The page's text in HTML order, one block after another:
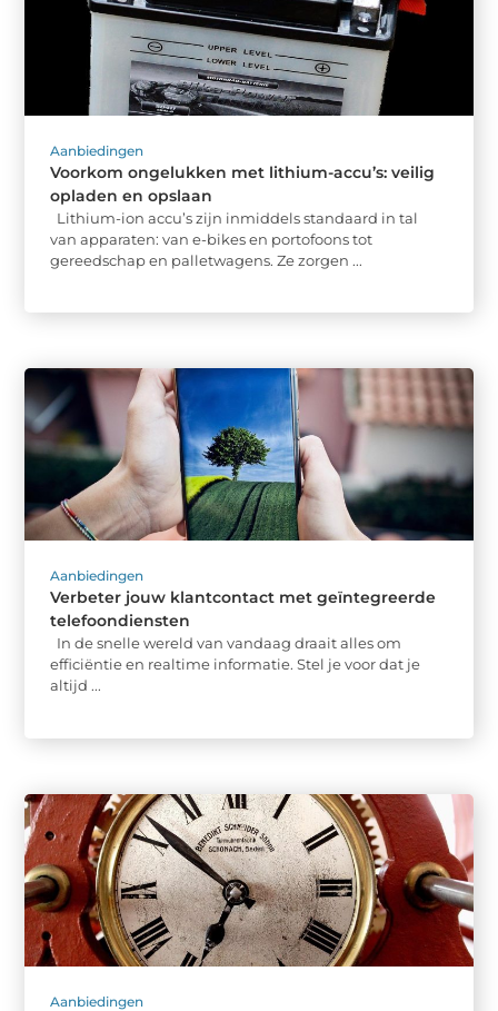
Aanbiedingen
Voorkom ongelukken met lithium-accu’s: veilig
opladen en opslaan
Lithium-ion accu’s zijn inmiddels standaard in tal
van apparaten: van e-bikes en portofoons tot
gereedschap en palletwagens. Ze zorgen ...
Aanbiedingen
Verbeter jouw klantcontact met geïntegreerde
telefoondiensten
In de snelle wereld van vandaag draait alles om
efficiëntie en realtime informatie. Stel je voor dat je
altijd ...
Aanbiedingen